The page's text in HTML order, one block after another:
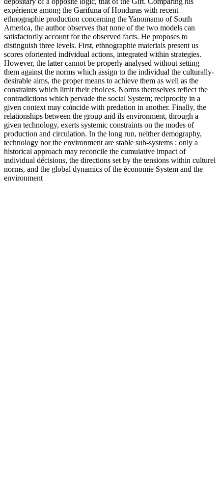
expérience among the Garifuna of Honduras with recent
ethnographie production conceming the Yanomamo of South
America, the author observes that none of the two models can
satisfactorily account for the observed facts. He proposes to
distinguish three levels. First, ethnographie materials present us
scores oforiented individual actions, integrated within strategies.
However, the latter cannot be properly analysed without setting
them against the norms which assign to the individual the culturally-
desirable aims, the proper means to achieve them as well as the
constraints which limit their choices. Norms themselves reflect the
contradictions which pervade the social System; reciprocity in a
given context may coïncide with predation in another. Finally, the
relationships between the group and ils environment, through a
given technology, exerts systemic constraints on the modes of
production and circulation. In the long run, neither demography,
technology nor the environment are stable sub-systems : only a
historical approach may reconcile the cumulative impact of
individual décisions, the directions set by the tensions within culturel
norms, and the global dynamics of the économie System and the
environment